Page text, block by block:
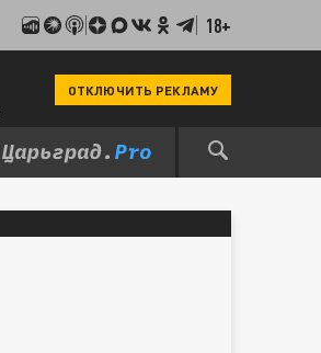
18+
ОТКЛЮЧИТЬ РЕКЛАМУ